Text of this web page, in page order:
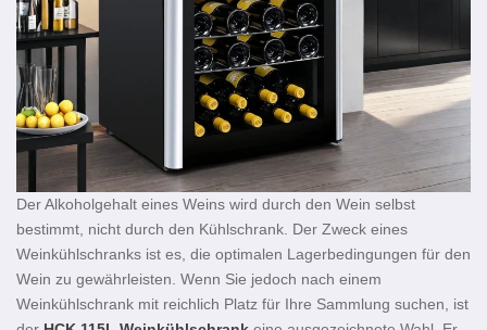
Der Alkoholgehalt eines Weins wird durch den Wein selbst
bestimmt, nicht durch den Kühlschrank. Der Zweck eines
Weinkühlschranks ist es, die optimalen Lagerbedingungen für den
Wein zu gewährleisten. Wenn Sie jedoch nach einem
Weinkühlschrank mit reichlich Platz für Ihre Sammlung suchen, ist